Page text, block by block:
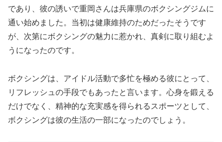
であり、彼の誘いで重岡さんは兵庫県のボクシングジムに
通い始めました。当初は健康維持のためだったそうです
が、次第にボクシングの魅力に惹かれ、真剣に取り組むよ
うになったのです。
ボクシングは、アイドル活動で多忙を極める彼にとって、
リフレッシュの手段でもあったと言います。心身を鍛える
だけでなく、精神的な充実感を得られるスポーツとして、
ボクシングは彼の生活の一部になったのでしょう。